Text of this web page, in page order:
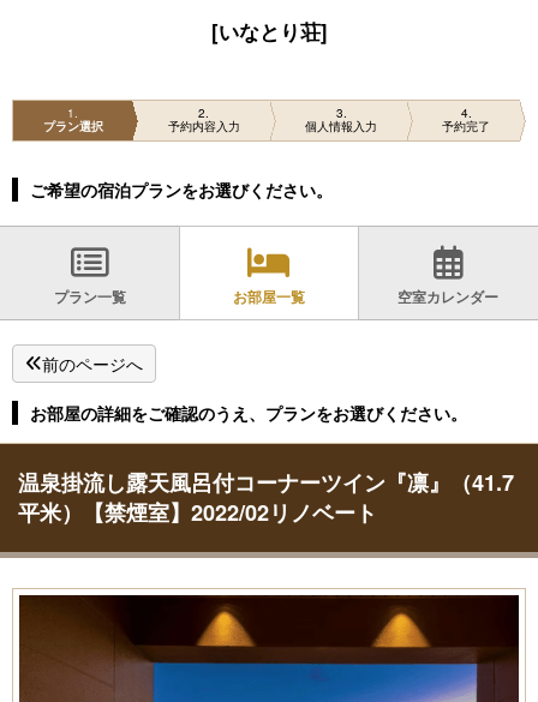
[いなとり荘]
1
プラン選択
2
予約内容入力
3
個人情報入力
4
予約完了
ご希望の宿泊プランをお選びください。
プラン一覧 お部屋一覧 空室カレンダー
前のページへ
お部屋の詳細をご確認のうえ、プランをお選びください。
温泉掛流し露天風呂付コーナーツイン『凛』（41.7
平米）【禁煙室】2022/02リノベート